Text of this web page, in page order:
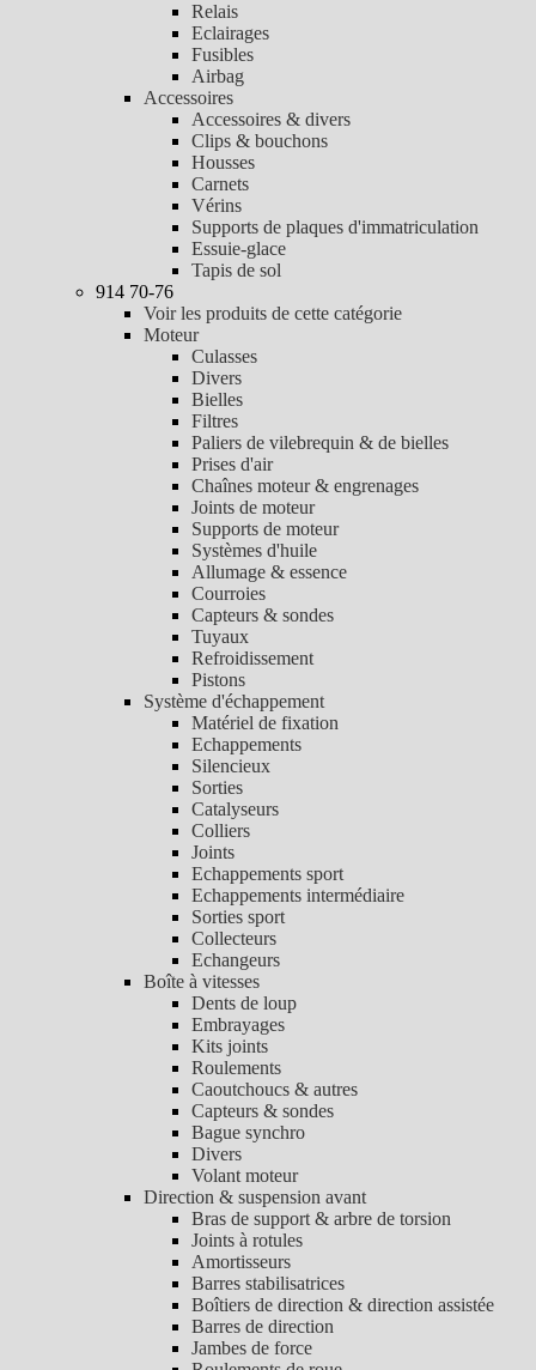
Relais
Eclairages
Fusibles
Airbag
Accessoires
Accessoires & divers
Clips & bouchons
Housses
Carnets
Vérins
Supports de plaques d'immatriculation
Essuie-glace
Tapis de sol
914 70-76
Voir les produits de cette catégorie
Moteur
Culasses
Divers
Bielles
Filtres
Paliers de vilebrequin & de bielles
Prises d'air
Chaînes moteur & engrenages
Joints de moteur
Supports de moteur
Systèmes d'huile
Allumage & essence
Courroies
Capteurs & sondes
Tuyaux
Refroidissement
Pistons
Système d'échappement
Matériel de fixation
Echappements
Silencieux
Sorties
Catalyseurs
Colliers
Joints
Echappements sport
Echappements intermédiaire
Sorties sport
Collecteurs
Echangeurs
Boîte à vitesses
Dents de loup
Embrayages
Kits joints
Roulements
Caoutchoucs & autres
Capteurs & sondes
Bague synchro
Divers
Volant moteur
Direction & suspension avant
Bras de support & arbre de torsion
Joints à rotules
Amortisseurs
Barres stabilisatrices
Boîtiers de direction & direction assistée
Barres de direction
Jambes de force